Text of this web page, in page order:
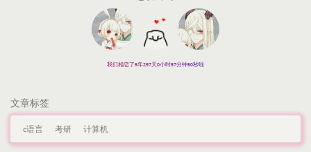
我们相恋了5年297天0小时57分钟51秒啦
文章标签
c语言 考研 计算机